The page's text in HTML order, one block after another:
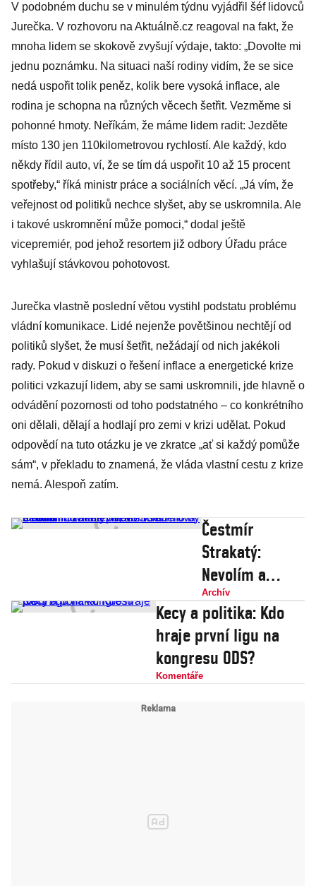
úplně ve všem,
domnívá se
Babiš
V podobném duchu se v minulém týdnu vyjádřil šéf lidovců
Jurečka. V rozhovoru na Aktuálně.cz reagoval na fakt, že
mnoha lidem se skokově zvyšují výdaje, takto: „Dovolte mi
jednu poznámku. Na situaci naší rodiny vidím, že se sice
nedá uspořit tolik peněz, kolik bere vysoká inflace, ale
rodina je schopna na různých věcech šetřit. Vezměme si
pohonné hmoty. Neříkám, že máme lidem radit: Jezděte
místo 130 jen 110kilometrovou rychlostí. Ale každý, kdo
někdy řídil auto, ví, že se tím dá uspořit 10 až 15 procent
spotřeby,“ říká ministr práce a sociálních věcí. „Já vím, že
veřejnost od politiků nechce slyšet, aby se uskromnila. Ale
i takové uskromnění může pomoci,“ dodal ještě
vicepremiér, pod jehož resortem již odbory Úřadu práce
vyhlašují stávkovou pohotovost.
Jurečka vlastně poslední větou vystihl podstatu problému
vládní komunikace. Lidé nejenže povětšinou nechtějí od
politiků slyšet, že musí šetřit, nežádají od nich jakékoli
rady. Pokud v diskuzi o řešení inflace a energetické krize
politici vzkazují lidem, aby se sami uskromnili, jde hlavně o
odvádění pozornosti od toho podstatného – co konkrétního
oni dělali, dělají a hodlají pro zemi v krizi udělat. Pokud
odpovědí na tuto otázku je ve zkratce „ať si každý pomůže
sám“, v překladu to znamená, že vláda vlastní cestu z krize
nemá. Alespoň zatím.
Čestmír
Strakatý:
Nevolím a
nefandím
žádné vládě.
Schillerová s
lidmi mluvila
lépe, ale
Archív
Kecy a politika: Kdo
hraje první ligu na
kongresu ODS?
Komentáře